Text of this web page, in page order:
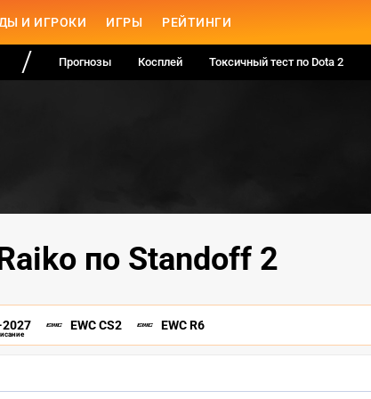
И ИГРОКИ ИГРЫ РЕЙТИНГИ
Прогнозы Косплей Токсичный тест по Dota 2
по Standoff 2
EWC CS2 EWC R6